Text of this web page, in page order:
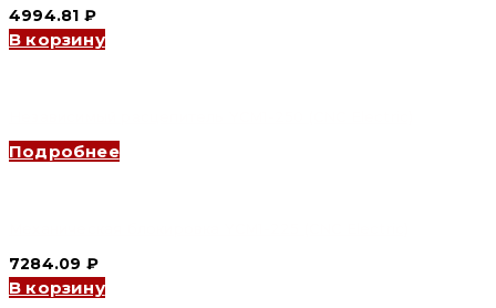
4994.81 ₽
В корзину
Подробнее
7284.09 ₽
В корзину